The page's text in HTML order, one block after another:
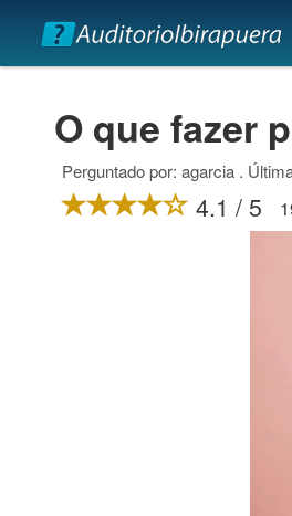
O que fazer
Perguntado por: agarcia .
4.1 / 5